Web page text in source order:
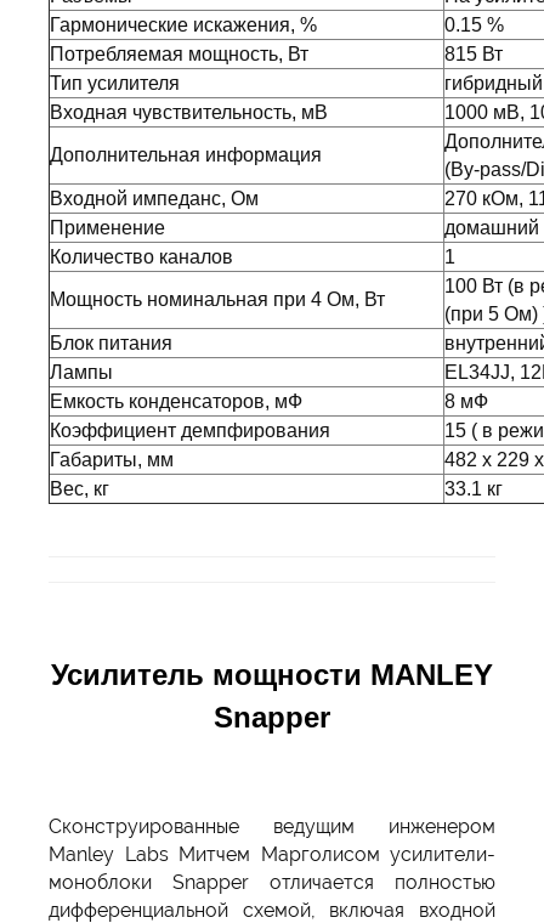
Гармонические искажения, %
0.15 %
Потребляемая мощность, Вт
815 Вт
Тип усилителя
гибридный
Входная чувствительность, мВ
1000 мВ,
Дополнительная информация
(By-pass/
Входной импеданс, Ом
270 кОм,
Применение
домашний
Количество каналов
1
Мощность номинальная при 4 Ом, Вт
100 Вт (в
(при 5 Ом)
Блок питания
Лампы
EL34JJ,
Емкость конденсаторов, мФ
8 мФ
Коэффициент демпфирования
15 ( в
Габариты, мм
482 x 229
Вес, кг
33.1 кг
Усилитель мощности MANLEY
Snapper
Сконструированные ведущим инженером
Manley Labs Митчем Марголисом усилители-
моноблоки Snapper отличается полностью
дифференциальной схемой, включая входной